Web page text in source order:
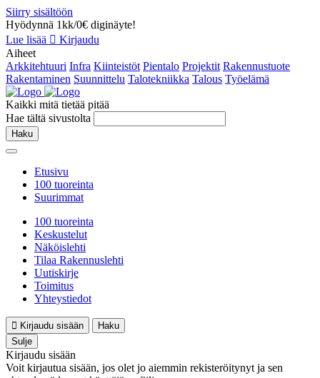
Siirry sisältöön
Hyödynnä 1kk/0€ diginäyte!
Lue lisää
Kirjaudu
Aiheet
Arkkitehtuuri Infra Kiinteistöt Pientalo Projektit Rakennustuote
Rakentaminen Suunnittelu Talotekniikka Talous Työelämä
Kaikki mitä tietää pitää
Hae tältä sivustolta
Haku
Etusivu
100 tuoreinta
Suurimmat
100 tuoreinta
Keskustelut
Näköislehti
Tilaa Rakennuslehti
Uutiskirje
Toimitus
Yhteystiedot
Kirjaudu sisään
Haku
Sulje
Kirjaudu sisään
Voit kirjautua sisään, jos olet jo aiemmin rekisteröitynyt ja sen